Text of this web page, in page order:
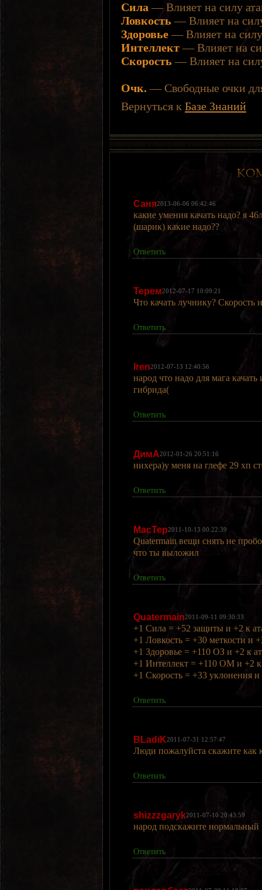
Сила — Влияет на силу
Ловкость — Влияет на
Здоровье — Влияет на
Интеллект — Влияет на
Скорость — Влияет на
Очк. — Свободные очки
Вернуться к Базе Знаний
Саня2013-06-06 06:42:46
какие умения качать надо? я
(шарик) какие надо??
Ответить
Терем2012-07-17 10:09:21
Что качать лучнику? Скорость
Ответить
Iren2012-07-13 12:40:56
народ что надо для мага качать
гибрида(
Ответить
ДимА2012-01-26 20:51:16
нихера)у меня на глефе 29 хп
Ответить
MacTep2011-10-13 00:22:39
Quatermain вещи снять не
что ты выложил
Ответить
Quatermain2011-09-11 09:30:33
+1 Сила = +52 защиты и +2 к
+1 Ловкость = +30 меткости и
+1 Здоровье = +110 ОЗ и +2 к
+1 Интеллект = +110 ОМ и +2 к
+1 Скорость = +33 уклонения и
Ответить
BLadiK2011-07-31 12:57:47
Люди пожалуйста скажите как
Ответить
shizzzgaryk2011-07-10 20:43:59
народ подскажите нормальный
Ответить